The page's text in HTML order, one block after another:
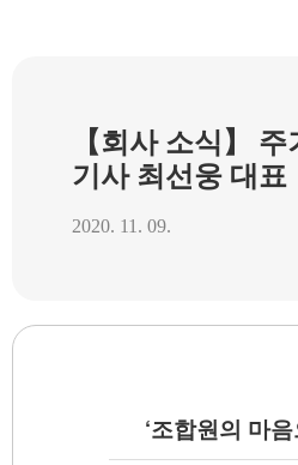
【회사 소식】
기사 최선웅 대표
2020. 11. 09.
‘조합원의 마